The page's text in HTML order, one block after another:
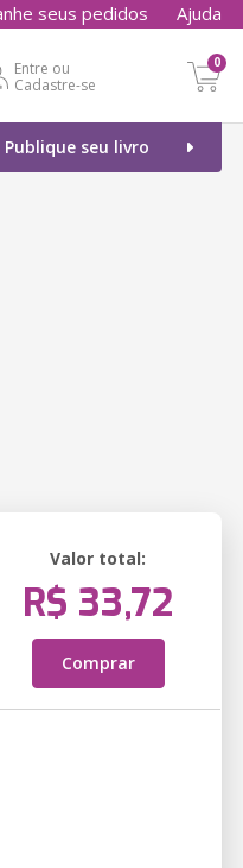
seus pedidos Ajuda
Entre ou
Cadastre-se
0
Publique seu livro
Valor total:
R$ 33,72
Comprar